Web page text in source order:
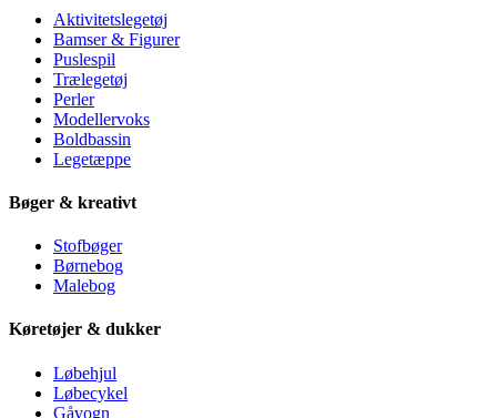
Aktivitetslegetøj
Bamser & Figurer
Puslespil
Trælegetøj
Perler
Modellervoks
Boldbassin
Legetæppe
Bøger & kreativt
Stofbøger
Børnebog
Malebog
Køretøjer & dukker
Løbehjul
Løbecykel
Gåvogn